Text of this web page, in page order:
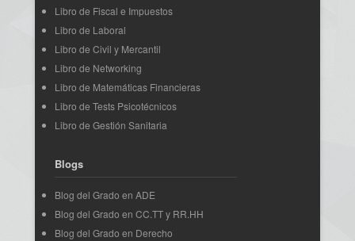
Libro de Fiscal e Impuestos
Libro de Laboral
Libro de Civil y Mercantil
Libro de Networking
Libro de Matemáticas Financieras
Libro de Tests Psicotécnicos
Libro de Gestión Sanitaria
Blogs
Blog del Grado en ADE
Blog del Grado en CC.TT y RR.HH
Blog del Grado en Derecho